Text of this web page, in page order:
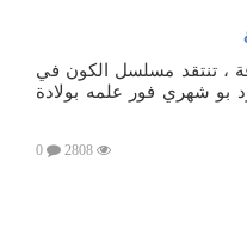
، تنتقد مسلسل الكون في
بو شهري فور علمه بولادة